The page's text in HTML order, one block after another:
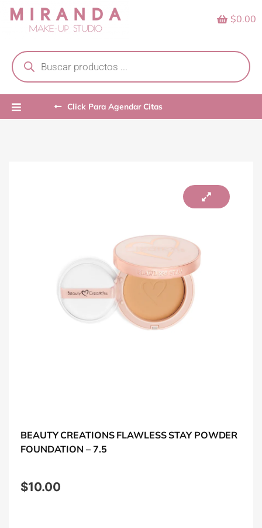
Skip
search
$0.00
Click Para Agendar Citas
BEAUTY CREATIONS FLAWLESS STAY POWDER
FOUNDATION – 7.5
$10.00